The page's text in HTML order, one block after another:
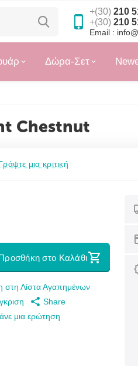
+(30)210
+(30)210
Email :
Δώρα-Σετ
Chestnut
μια κριτική
στο Καλάθι
στη Λίστα Αγαπημένων
Share
μια ερώτηση